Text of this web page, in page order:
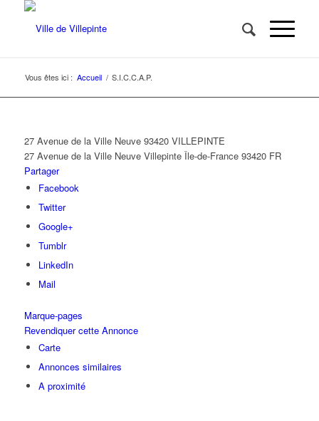
Vous êtes ici : Accueil / S.I.C.C.A.P.
27 Avenue de la Ville Neuve 93420 VILLEPINTE
27 Avenue de la Ville Neuve Villepinte Île-de-France 93420 FR
Partager
Facebook
Twitter
Google+
Tumblr
LinkedIn
Mail
Marque-pages
Revendiquer cette Annonce
Carte
Annonces similaires
A proximité